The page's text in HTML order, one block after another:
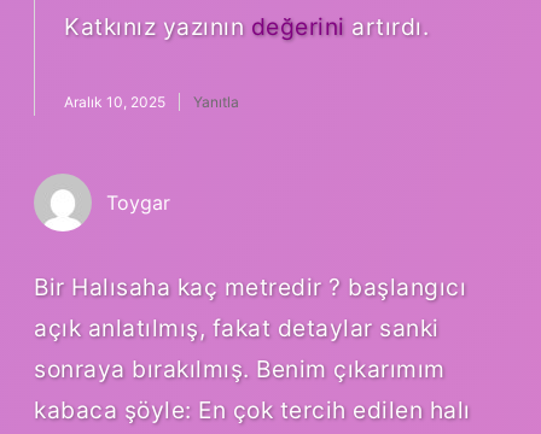
Katkınız yazının değerini artırdı.
Aralık 10, 2025 Yanıtla
Toygar
Bir Halısaha kaç metredir ? başlangıcı
açık anlatılmış, fakat detaylar sanki
sonraya bırakılmış. Benim çıkarımım
kabaca şöyle: En çok tercih edilen halı